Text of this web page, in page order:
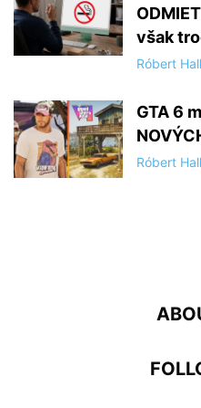
však
Róbert
GTA 6
Róbert